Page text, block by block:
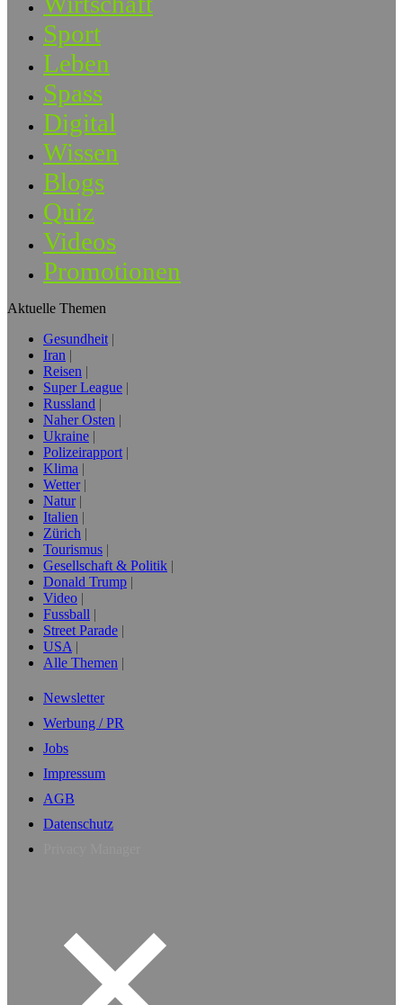
Sport
Leben
Spass
Digital
Wissen
Blogs
Quiz
Videos
Promotionen
Aktuelle Themen
Gesundheit
Iran
Reisen
Super League
Russland
Naher Osten
Ukraine
Polizeirapport
Klima
Wetter
Natur
Italien
Zürich
Tourismus
Gesellschaft & Politik
Donald Trump
Video
Fussball
Street Parade
USA
Alle Themen
Newsletter
Werbung / PR
Jobs
Impressum
AGB
Datenschutz